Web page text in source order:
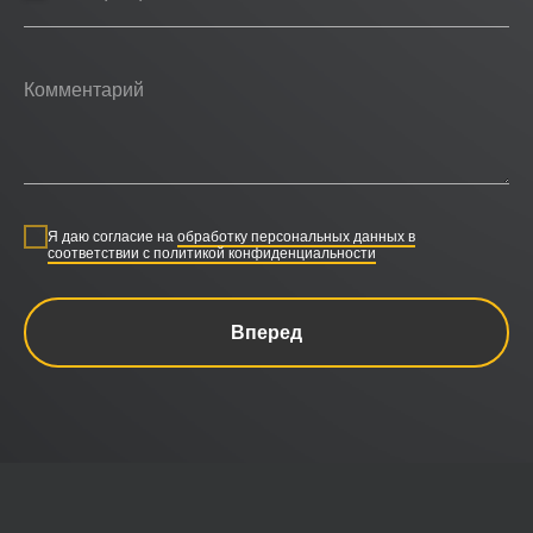
Я даю согласие на обработку персональных данных в
соответствии с политикой конфиденциальности
Вперед